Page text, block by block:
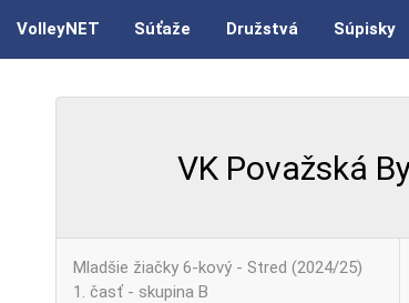
VolleyNET Súťaže Družstvá Súpisky
VK Považská
Mladšie žiačky 6-kový - Stred (2024/25)
1. časť - skupina B